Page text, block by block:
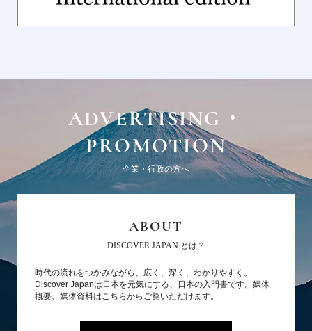
ADVERTISING・
PROMOTION
企業・行政の方へ
ABOUT
DISCOVER JAPAN とは？
時代の流れをつかみながら、広く、深く、わかりやすく。
Discover Japanは日本を元気にする、日本の入門書です。媒体
概要、媒体資料はこちらからご覧いただけます。